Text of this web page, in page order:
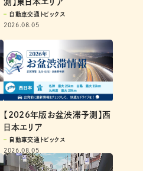
測】東日本エリア
自動車交通トピックス
【2026年版お盆渋滞予測】西
日本エリア
自動車交通トピックス
2026.08.05